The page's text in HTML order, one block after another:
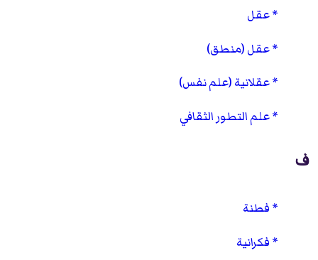
عقل
عقل (منطق)
عقلانية (علم نفس)
علم التطور الثقافي
ف
فطنة
فكرانية